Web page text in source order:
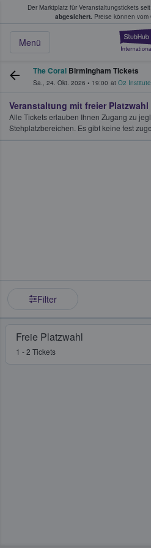
Der Marktplatz für Veranstaltungstickets
abgesichert. Preise können vom
Menü
Tickets kaufen &
The Coral Birmingham Tickets
Sa., 24. Okt. 2026 • 19:00 at O2
Veranstaltung mit freier Platzwahl
Alle Tickets erlauben Ihnen Zugang zu
Stehplatzbereichen. Es gibt keine fest
Filter
Freie Platzwahl
1 - 2 Tickets